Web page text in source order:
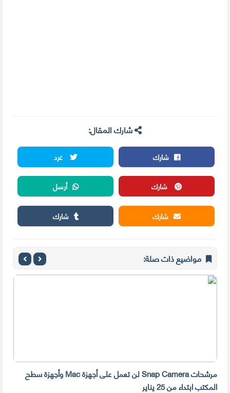
شارك المقال:
شارك
غرد
شارك
أرسل
شارك
شارك
مواضيع ذات صلة:
مرشحات Snap Camera لن تعمل على أجهزة Mac وأجهزة سطح
المكتب ابتداء من 25 يناير